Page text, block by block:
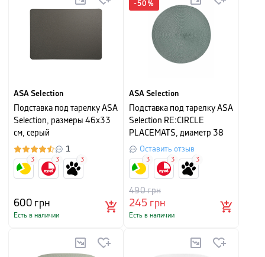
ASA Selection
Подставка под тарелку ASA
Selection, размеры 46х33
см, серый
1
600грн
Есть в наличии
3 3 3
-50 %
ASA Selection
Подставка под тарелку ASA
Selection RE:CIRCLE
PLACEMATS, диаметр 38
см, зеленый
Оставить отзыв
245грн
490грн
Есть в наличии
3 3 3